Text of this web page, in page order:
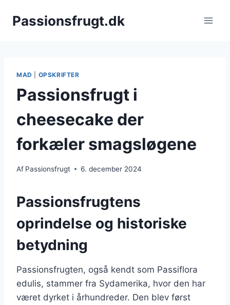
Passionsfrugt.dk
MAD OPSKRIFTER
Passionsfrugt i
cheesecake der
forkæler smagsløgene
Af Passionsfrugt 6. december 2024
Passionsfrugtens
oprindelse og historiske
betydning
Passionsfrugten, også kendt som Passiflora
edulis, stammer fra Sydamerika, hvor den har
været dyrket i århundreder. Den blev først